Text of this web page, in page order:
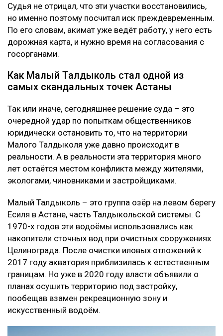
Судья не отрицал, что эти участки восстановились,
но именно поэтому посчитал иск преждевременным.
По его словам, акимат уже ведёт работу, у него есть
дорожная карта, и нужно время на согласования с
госорганами.
Как Малый Талдыколь стал одной из
самых скандальных точек Астаны
Так или иначе, сегодняшнее решение суда – это
очередной удар по попыткам общественников
юридически остановить то, что на территории
Малого Талдыколя уже давно происходит в
реальности. А в реальности эта территория много
лет остаётся местом конфликта между жителями,
экологами, чиновниками и застройщиками.
Малый Талдыколь – это группа озёр на левом берегу
Есиля в Астане, часть Талдыкольской системы. С
1970-х годов эти водоёмы использовались как
накопители сточных вод при очистных сооружениях
Целинограда. После очистки иловых отложений к
2017 году акватория приблизилась к естественным
границам. Но уже в 2020 году власти объявили о
планах осушить территорию под застройку,
пообещав взамен рекреационную зону и
искусственный водоём.